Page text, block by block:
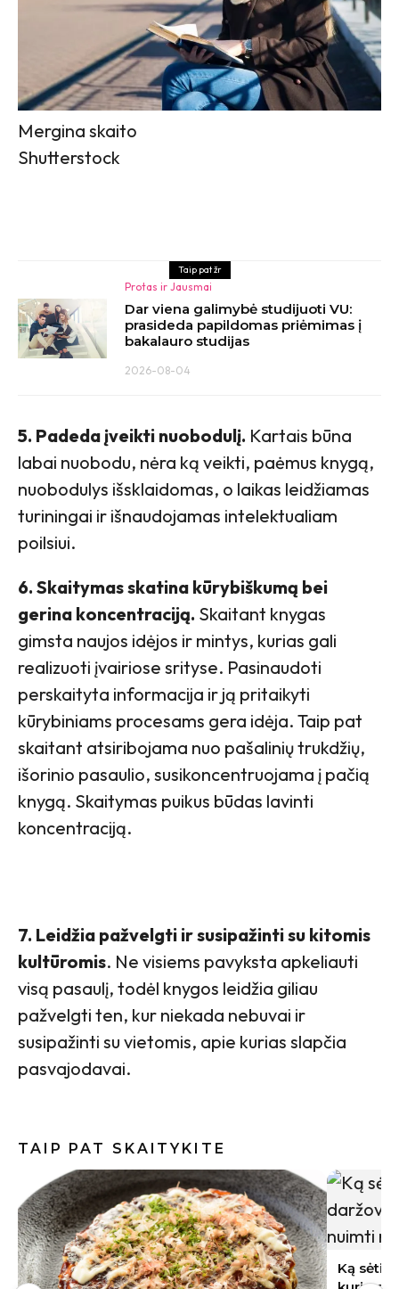
Mergina skaito
Shutterstock
Taip pat žr
Protas ir Jausmai
Dar viena galimybė studijuoti VU:
prasideda papildomas priėmimas į
bakalauro studijas
2026-08-04
5. Padeda įveikti nuobodulį. Kartais būna
labai nuobodu, nėra ką veikti, paėmus knygą,
nuobodulys išsklaidomas, o laikas leidžiamas
turiningai ir išnaudojamas intelektualiam
poilsiui.
6. Skaitymas skatina kūrybiškumą bei
gerina koncentraciją. Skaitant knygas
gimsta naujos idėjos ir mintys, kurias gali
realizuoti įvairiose srityse. Pasinaudoti
perskaityta informacija ir ją pritaikyti
kūrybiniams procesams gera idėja. Taip pat
skaitant atsiribojama nuo pašalinių trukdžių,
išorinio pasaulio, susikoncentruojama į pačią
knygą. Skaitymas puikus būdas lavinti
koncentraciją.
7. Leidžia pažvelgti ir susipažinti su kitomis
kultūromis. Ne visiems pavyksta apkeliauti
visą pasaulį, todėl knygos leidžia giliau
pažvelgti ten, kur niekada nebuvai ir
susipažinti su vietomis, apie kurias slapčia
pasvajodavai.
TAIP PAT SKAITYKITE
Ką sėti rugpjūtį Lietuvoje: 9 daržovės,
Vilniaus
Sonata